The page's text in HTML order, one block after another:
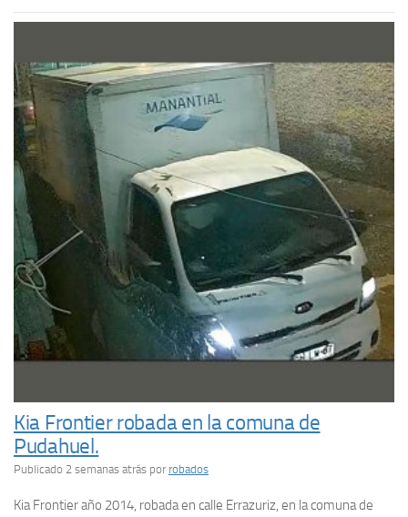
Kia Frontier robada en la comuna de
Pudahuel.
Publicado 2 semanas atrás por robados
Kia Frontier año 2014, robada en calle Errazuriz, en la comuna de